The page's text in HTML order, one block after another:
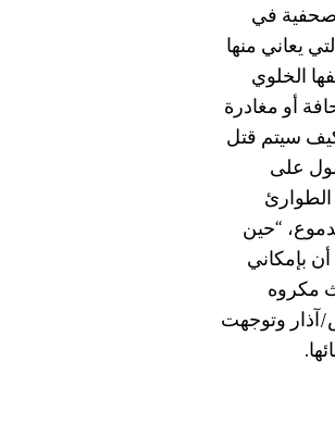
صحفية في
يعاني منها
الخلوي
أو مغادرة
سيتم قتل
على
“حين
بإمكاني
مكروه
آذار وتوجهت